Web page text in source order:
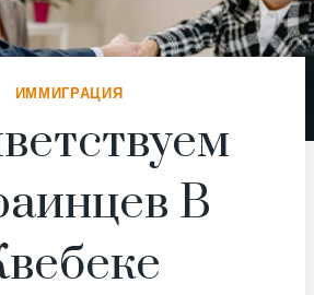
ИММИГРАЦИЯ
В